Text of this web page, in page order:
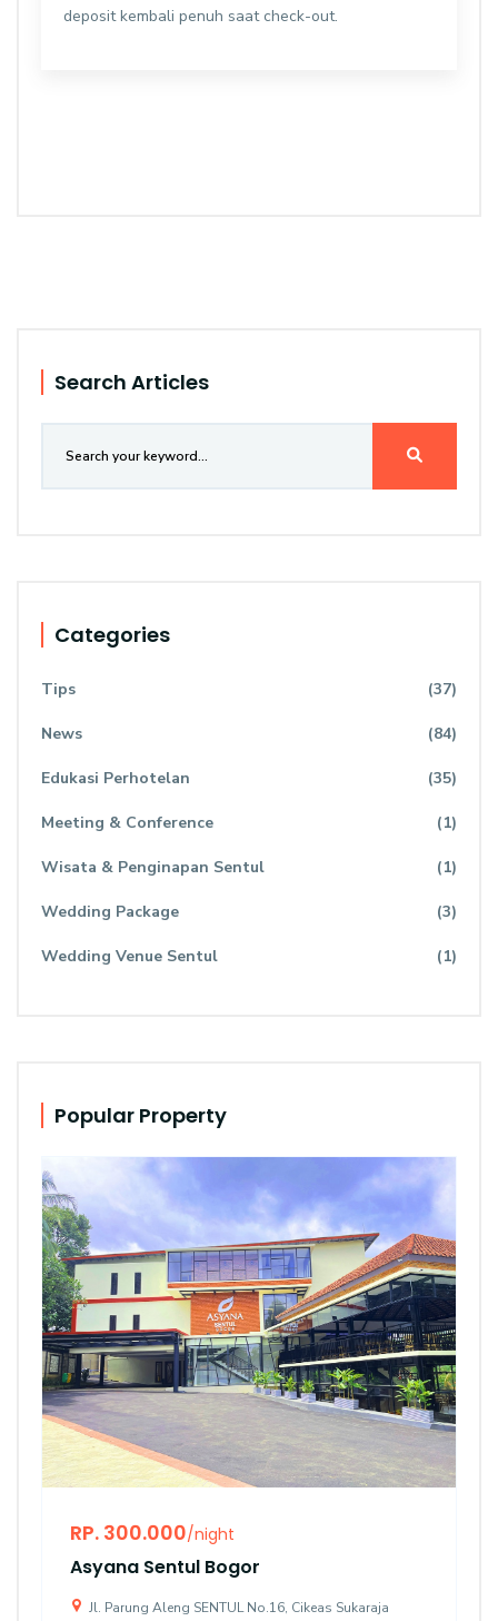
deposit kembali penuh saat check-out.
Search Articles
Categories
Tips (37)
News (84)
Edukasi Perhotelan (35)
Meeting & Conference (1)
Wisata & Penginapan Sentul (1)
Wedding Package (3)
Wedding Venue Sentul (1)
Popular Property
RP. 300.000/night
Asyana Sentul Bogor
Jl. Parung Aleng SENTUL No.16, Cikeas Sukaraja